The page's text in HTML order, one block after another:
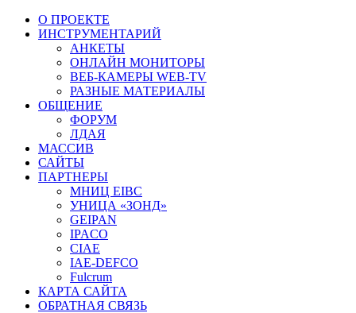
О ПРОЕКТЕ
ИНСТРУМЕНТАРИЙ
АНКЕТЫ
ОНЛАЙН МОНИТОРЫ
ВЕБ-КАМЕРЫ WEB-TV
РАЗНЫЕ МАТЕРИАЛЫ
ОБЩЕНИЕ
ФОРУМ
ЛДАЯ
МАССИВ
САЙТЫ
ПАРТНЕРЫ
МНИЦ EIBC
УНИЦА «ЗОНД»
GEIPAN
IPACO
CIAE
IAE-DEFCO
Fulcrum
КАРТА САЙТА
ОБРАТНАЯ СВЯЗЬ